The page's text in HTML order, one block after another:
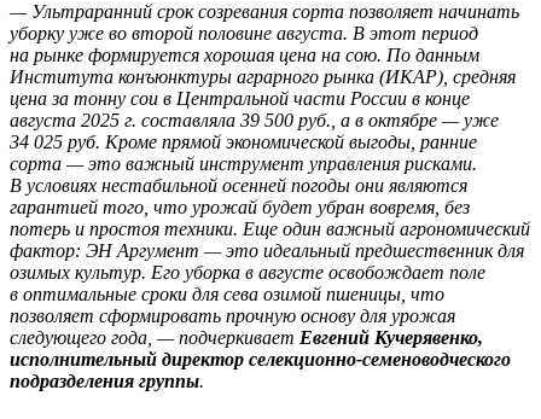
— Ультраранний срок созревания сорта позволяет начинать
уборку уже во второй половине августа. В этот период
на рынке формируется хорошая цена на сою. По данным
Института конъюнктуры аграрного рынка (ИКАР), средняя
цена за тонну сои в Центральной части России в конце
августа 2025 г. составляла 39 500 руб., а в октябре — уже
34 025 руб. Кроме прямой экономической выгоды, ранние
сорта — это важный инструмент управления рисками.
В условиях нестабильной осенней погоды они являются
гарантией того, что урожай будет убран вовремя, без
потерь и простоя техники. Еще один важный агрономический
фактор: ЭН Аргумент — это идеальный предшественник для
озимых культур. Его уборка в августе освобождает поле
в оптимальные сроки для сева озимой пшеницы, что
позволяет сформировать прочную основу для урожая
следующего года, — подчеркивает Евгений Кучерявенко,
исполнительный директор селекционно-семеноводческого
подразделения группы.